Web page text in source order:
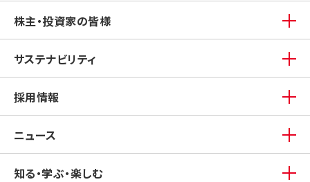
株主・投資家の皆様
サステナビリティ
採用情報
ニュース
知る・学ぶ・楽しむ